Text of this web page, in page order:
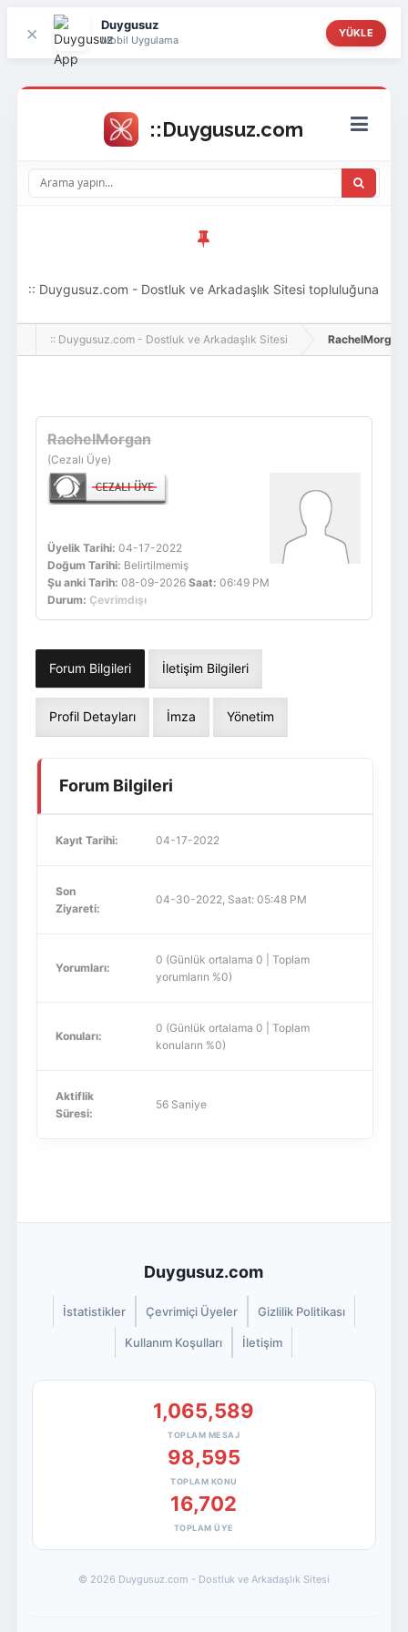
× Duygusuz
Mobil Uygulama
YÜKLE
:: Duygusuz.com - Dostluk ve Arkadaşlık Sitesi topluluğuna
hoş geldin ziyaretçi! Aramıza katılmak istersen kayıt
:: Duygusuz.com - Dostluk ve Arkadaşlık Sitesi RachelMorgan,
RachelMorgan
(Cezalı Üye)
Üyelik Tarihi: 04-17-2022
Doğum Tarihi: Belirtilmemiş
Şu anki Tarih: 08-09-2026 Saat: 06:49 PM
Durum: Çevrimdışı
Forum Bilgileri İletişim Bilgileri
Profil Detayları İmza Yönetim
Forum Bilgileri
Kayıt Tarihi: 04-17-2022
Son
Ziyareti:
04-30-2022, Saat: 05:48 PM
Yorumları:
0 (Günlük ortalama 0 | Toplam
yorumların %0)
Konuları:
0 (Günlük ortalama 0 | Toplam
konuların %0)
Aktiflik
Süresi:
56 Saniye
Duygusuz.com
İstatistikler Çevrimiçi Üyeler Gizlilik Politikası
Kullanım Koşulları İletişim
1,065,589
TOPLAM MESAJ
98,595
TOPLAM KONU
16,702
TOPLAM ÜYE
© 2026 Duygusuz.com - Dostluk ve Arkadaşlık Sitesi